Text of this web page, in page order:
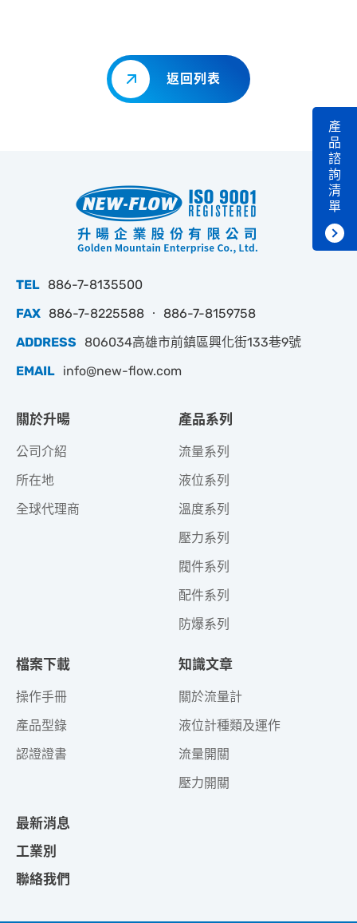
返回列表
產
品
諮
詢
清
單
TEL 886-7-8135500
FAX 886-7-8225588 ‧ 886-7-8159758
ADDRESS
806034高雄市前鎮區興化街133巷9號
EMAIL info@new-flow.com
關於升暘
公司介紹
所在地
全球代理商
產品系列
流量系列
液位系列
溫度系列
壓力系列
閥件系列
配件系列
防爆系列
檔案下載
操作手冊
產品型錄
認證證書
知識文章
關於流量計
液位計種類及運作
流量開關
壓力開關
最新消息
工業別
聯絡我們